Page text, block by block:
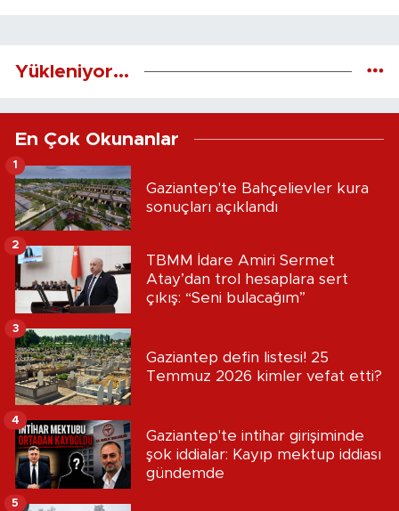
Yükleniyor...
En Çok Okunanlar
Gaziantep'te Bahçelievler kura
sonuçları açıklandı
1
TBMM İdare Amiri Sermet
Atay’dan trol hesaplara sert
çıkış: “Seni bulacağım”
2
Gaziantep defin listesi! 25
Temmuz 2026 kimler vefat etti?
3
Gaziantep'te intihar girişiminde
şok iddialar: Kayıp mektup iddiası
gündemde
4
5